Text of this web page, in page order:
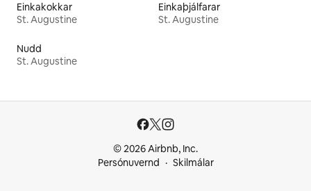
Einkakokkar
St. Augustine
Einkaþjálfarar
St. Augustine
Nudd
St. Augustine
© 2026 Airbnb, Inc.
Persónuvernd
Skilmálar